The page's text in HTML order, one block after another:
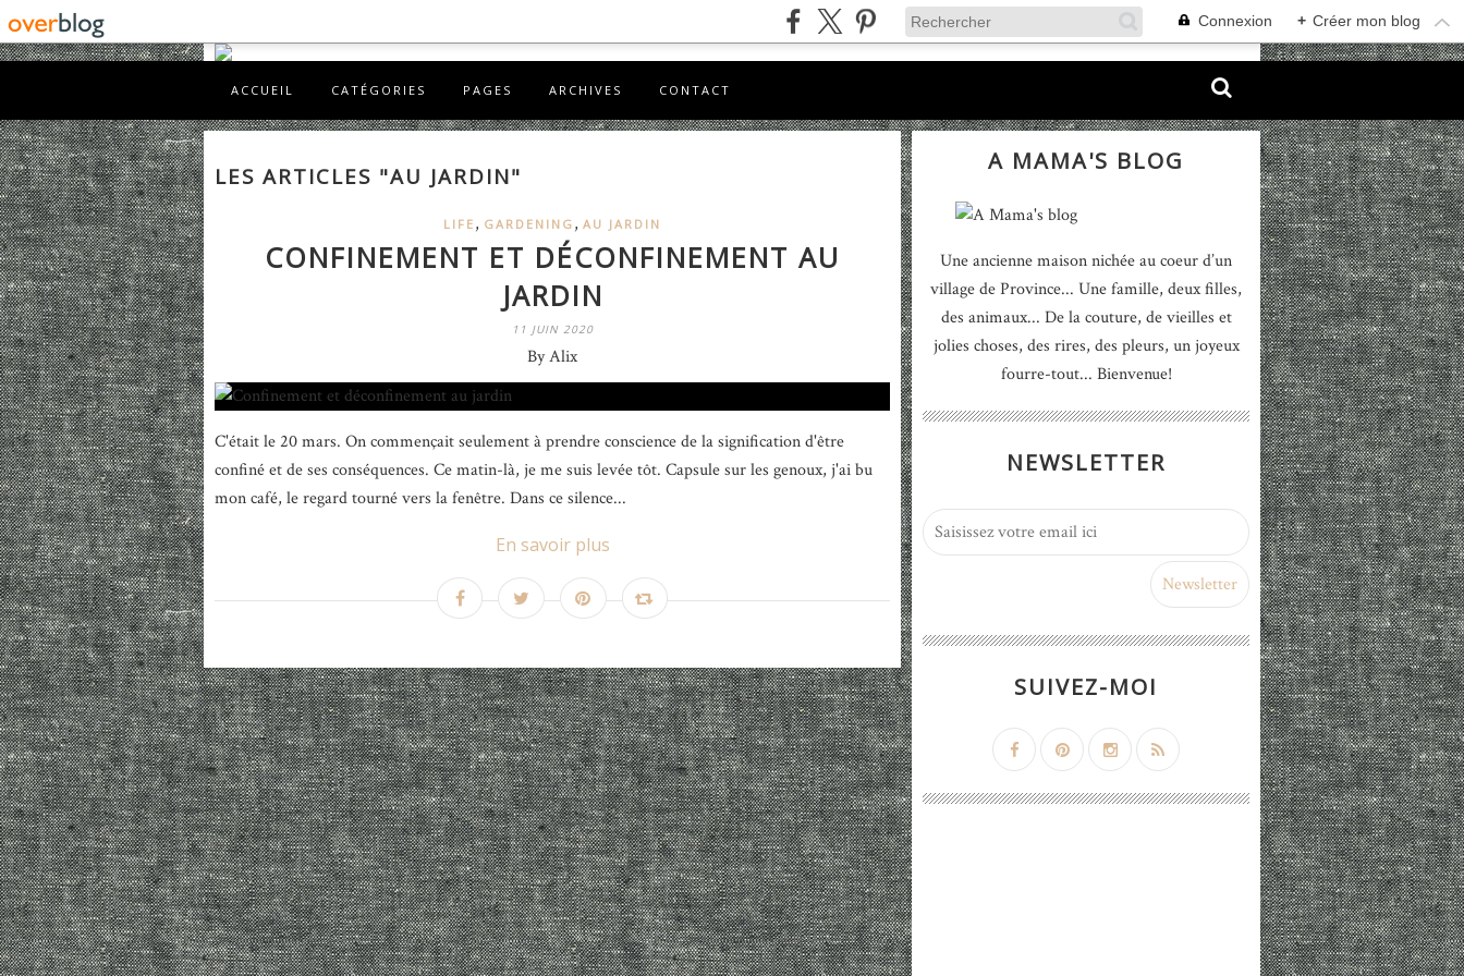
Connexion + Créer mon blog
ACCUEIL CATÉGORIES PAGES ARCHIVES CONTACT
LES ARTICLES "AU JARDIN"
LIFE , GARDENING , AU JARDIN
CONFINEMENT ET DÉCONFINEMENT AU
JARDIN
11 JUIN 2020
By Alix
C'était le 20 mars. On commençait seulement à prendre conscience de la signification d'être
confiné et de ses conséquences. Ce matin-là, je me suis levée tôt. Capsule sur les genoux, j'ai bu
mon café, le regard tourné vers la fenêtre. Dans ce silence...
En savoir plus
A MAMA'S BLOG
Une ancienne maison nichée au coeur d’un
village de Province... Une famille, deux filles,
des animaux... De la couture, de vieilles et
jolies choses, des rires, des pleurs, un joyeux
fourre-tout... Bienvenue!
NEWSLETTER
SUIVEZ-MOI